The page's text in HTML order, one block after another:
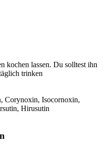
kochen lassen. Du solltest ihn
trinken
Corynoxin, Isocornoxin,
Hirusutin